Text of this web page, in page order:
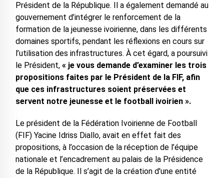
Président de la République. Il a également demandé au
gouvernement d’intégrer le renforcement de la
formation de la jeunesse ivoirienne, dans les différents
domaines sportifs, pendant les réflexions en cours sur
l’utilisation des infrastructures. À cet égard, a poursuivi
le Président, « je vous demande d’examiner les trois
propositions faites par le Président de la FIF, afin
que ces infrastructures soient préservées et
servent notre jeunesse et le football ivoirien ».
Le président de la Fédération Ivoirienne de Football
(FIF) Yacine Idriss Diallo, avait en effet fait des
propositions, à l’occasion de la réception de l’équipe
nationale et l’encadrement au palais de la Présidence
de la République. Il s’agit de la création d'une entité